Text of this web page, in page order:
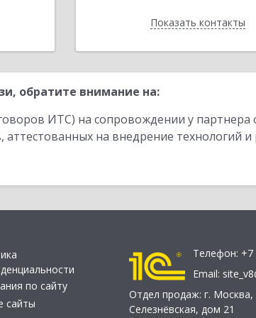
Показать контакты
Назад
обратите внимание на:
ИТС) на сопровождении у
аттестованных на внедрение технологий
по сайту
сайты
Телефон: +7
Email:
Отдел продаж: г. Москва,
Селезнёвская, дом 21